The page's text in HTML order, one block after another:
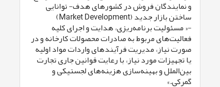
و نمایندگان فروش در کشورهای هدف- توانایی
ساختن بازار جدید (Market Development)
-« مسئولیت برنامه‌ریزی، هدایت و اجرای کلیه
فعالیت‌های مربوط به صادرات محصولات کارخانه و در
صورت نیاز، مدیریت فرآیندهای واردات مواد اولیه
یا تجهیزات مورد نیاز، با رعایت قوانین جاری تجارت
بین‌الملل و بهینه‌سازی هزینه‌های لجستیکی و
گمرکی.»